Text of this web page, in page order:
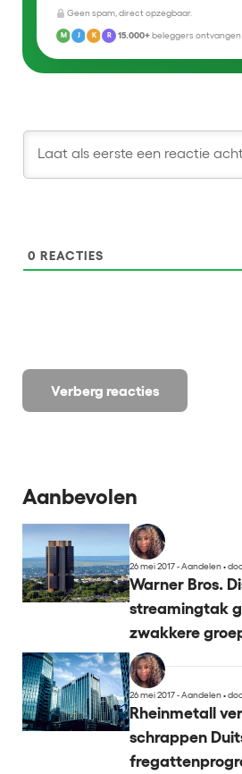
Geen spam, direct opzegbaar.
M J K R 15.000+beleggers
Verberg reacties
0 REACTIES
Aanbevolen
26 mei 2017 - Aandelen•
Warner Bros.
streamingtak
zwakkere
26 mei 2017 - Aandelen•
Rheinmetall
schrappen